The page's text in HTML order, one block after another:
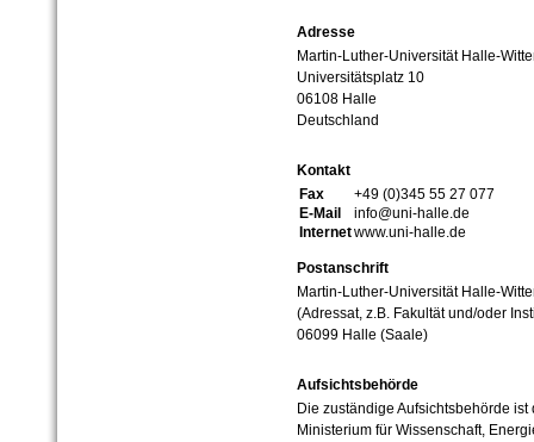
Adresse
Martin-Luther-Universität Halle-
Universitätsplatz 10
06108 Halle
Deutschland
Kontakt
Fax
+49 (0)345 55 27 077
E-Mail
info@uni-halle.de
Internetwww.uni-halle.de
Postanschrift
Martin-Luther-Universität Halle-
(Adressat, z.B. Fakultät und/oder
06099 Halle (Saale)
Aufsichtsbehörde
Die zuständige Aufsichtsbehörde ist
Ministerium für Wissenschaft,